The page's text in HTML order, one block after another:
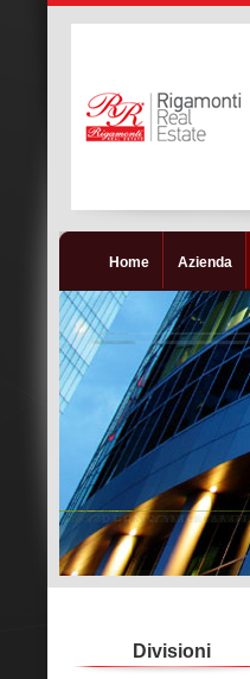
Home Azienda
Divisioni